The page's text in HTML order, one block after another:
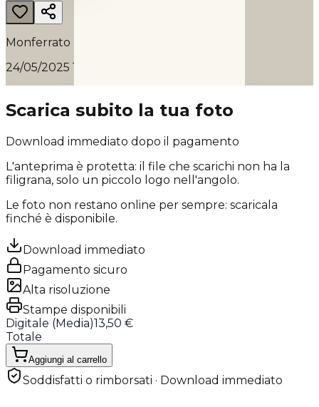
Monferrato
24/05/2025 14:20
Scarica subito la tua foto
Download immediato dopo il pagamento
L'anteprima è protetta: il file che scarichi non ha la
filigrana, solo un piccolo logo nell'angolo.
Le foto non restano online per sempre: scaricala
finché è disponibile.
Download immediato
Pagamento sicuro
Alta risoluzione
Stampe disponibili
Digitale (Media)13,50 €
Totale
Aggiungi al carrello
Soddisfatti o rimborsati · Download immediato